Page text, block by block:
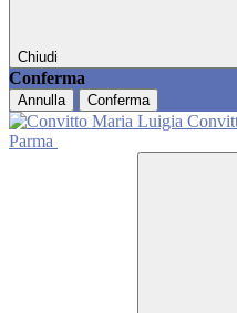
Chiudi
Conferma
Annulla Conferma
Parma